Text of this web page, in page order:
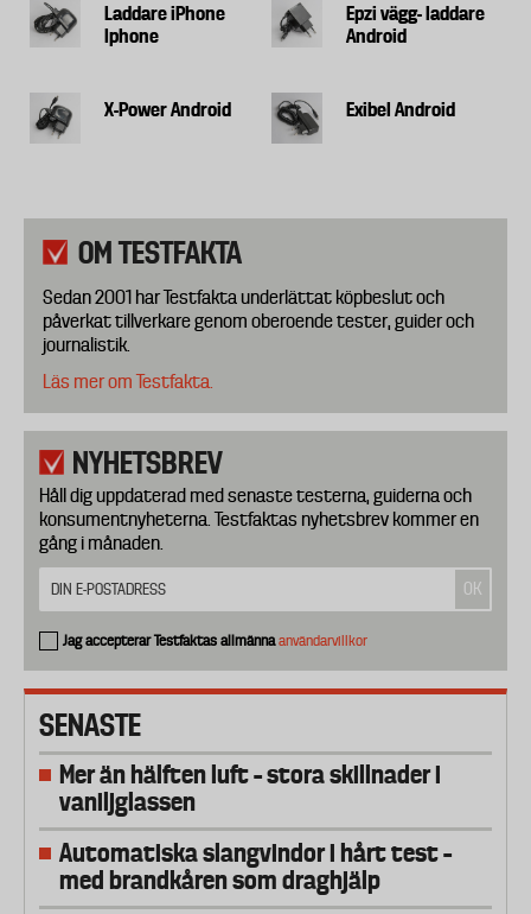
Laddare iPhone
Iphone
Epzi vägg- laddare
Android
X-Power Android Exibel Android
OM TESTFAKTA
Sedan 2001 har Testfakta underlättat köpbeslut och
påverkat tillverkare genom oberoende tester, guider och
journalistik.
Läs mer om Testfakta.
NYHETSBREV
Håll dig uppdaterad med senaste testerna, guiderna och
konsumentnyheterna. Testfaktas nyhetsbrev kommer en
gång i månaden.
Jag accepterar Testfaktas allmännaanvändarvillkor
SENASTE
Mer än hälften luft – stora skillnader i
vaniljglassen
Automatiska slangvindor i hårt test –
med brandkåren som draghjälp